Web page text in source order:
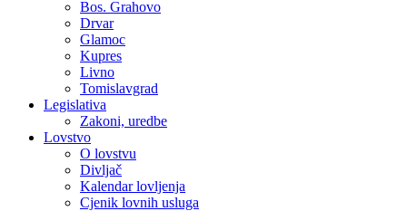
Bos. Grahovo
Drvar
Glamoc
Kupres
Livno
Tomislavgrad
Legislativa
Zakoni, uredbe
Lovstvo
O lovstvu
Divljač
Kalendar lovljenja
Cjenik lovnih usluga